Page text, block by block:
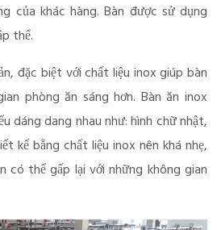
của khác hàng. Bàn được sử dụng
thể.
đặc biệt với chất liệu inox giúp bàn
phòng ăn sáng hơn. Bàn ăn inox
dáng dang nhau như: hình chữ nhật,
kế bằng chất liệu inox nên khá nhẹ,
có thể gấp lại với những không gian